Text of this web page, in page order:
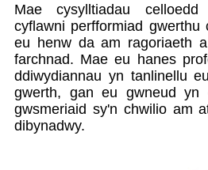
Mae cysylltiadau
cyflawni perfformiad gwerthu
eu henw da am ragoriaeth
farchnad. Mae eu hanes
ddiwydiannau yn tanlinellu
gwerth, gan eu gwneud yn
gwsmeriaid sy'n chwilio am
dibynadwy.